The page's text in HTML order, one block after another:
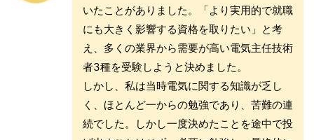
いたことがありました。「より実用的で就職
にも大きく影響する資格を取りたい」と考
え、多くの業界から需要が高い電気主任技術
者3種を受験しようと決めました。
しかし、私は当時電気に関する知識が乏し
く、ほとんど一からの勉強であり、苦難の連
続でした。しかし一度決めたことを途中で投